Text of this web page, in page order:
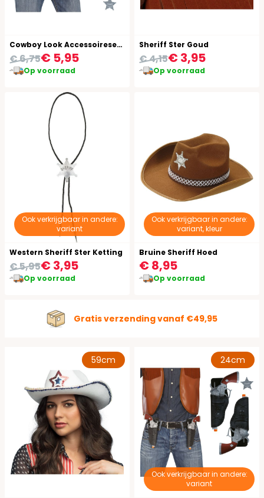
Cowboy Look Accessoireset 4-Delig Bruin
€ 5,95
€ 6,75
Op voorraad
Sheriff Ster Goud
€ 3,95
€ 4,15
Op voorraad
Ook verkrijgbaar in andere:
variant
Western Sheriff Ster Ketting
€ 3,95
€ 5,95
Op voorraad
Ook verkrijgbaar in andere:
variant, kleur
Bruine Sheriff Hoed
€ 8,95
Op voorraad
Gratis verzending vanaf €49,95
59cm
Ook verkrijgbaar in andere:
variant
24cm